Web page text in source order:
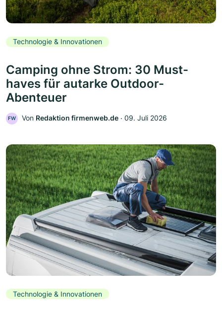
Technologie & Innovationen
Camping ohne Strom: 30 Must-
haves für autarke Outdoor-
Abenteuer
FW Von Redaktion firmenweb.de ‧ 09. Juli 2026
Technologie & Innovationen